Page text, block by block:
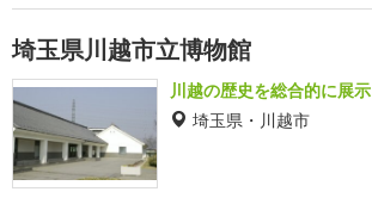
埼玉県川越市立博物館
川越の歴史を総合的に展示
埼玉県・川越市